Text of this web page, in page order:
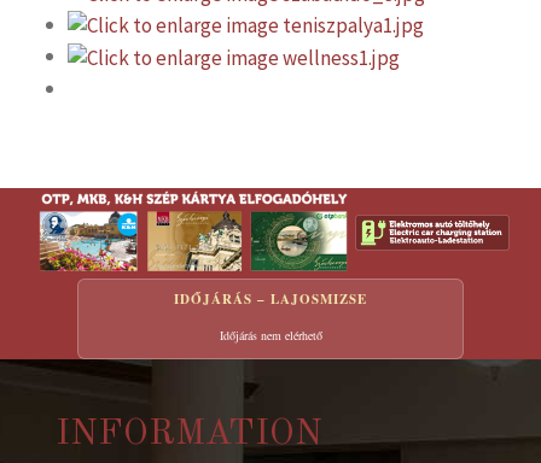
IDŐJÁRÁS – LAJOSMIZSE
Időjárás nem elérhető
INFORMATION